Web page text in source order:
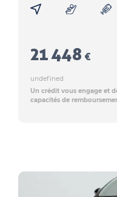
21 448 €
undefined
Un crédit vous engage et
capacités de